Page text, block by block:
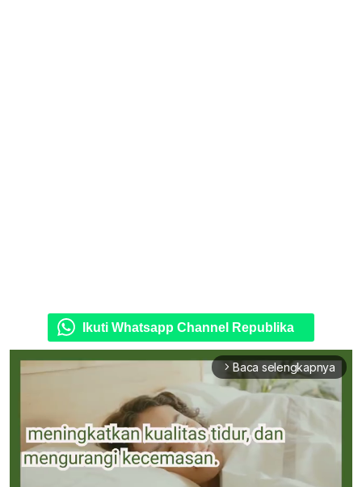
Ikuti Whatsapp Channel Republika
arrow_forward_ios Baca selengkapnya